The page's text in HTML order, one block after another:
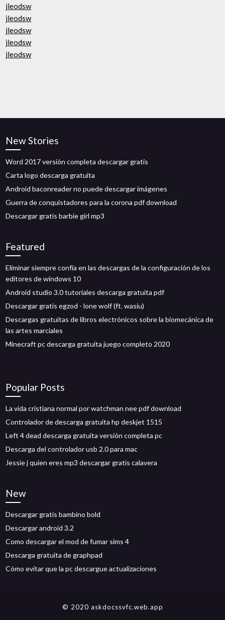
jleodsw
jleodsw
jleodsw
jleodsw
jleodsw
New Stories
Word 2017 versión completa descargar gratis
Carta logo descarga gratuita
Android baconreader no puede descargar imágenes
Guerra de conquistadores para la corona pdf download
Descargar gratis barbie girl mp3
Featured
Eliminar siempre confía en las descargas de la configuración de los
editores de windows 10
Android studio 3.0 tutoriales descarga gratuita pdf
Descargar gratis egzod - lone wolf (ft. wasiu)
Descargas gratuitas de libros electrónicos sobre la biomecánica de
las artes marciales
Minecraft pc descarga gratuita juego completo 2020
Popular Posts
La vida cristiana normal por watchman nee pdf download
Controlador de descarga gratuita hp deskjet 1515
Left 4 dead descarga gratuita versión completa pc
Descarga del controlador usb 2.0 para mac
Jessie j quien eres mp3 descargar gratis calavera
New
Descargar gratis bambino bold
Descargar android 3.2
Como descargar el mod de fumar sims 4
Descarga gratuita de graphpad
Cómo evitar que la pc descargue actualizaciones
© 2020 askdocssvfc.web.app